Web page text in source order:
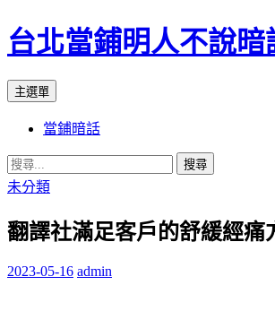
台北當鋪明人不說
搜
主選單
內
容
當鋪暗話
搜
尋
鍵
未分類
翻譯社滿足客戶的舒緩經
2023-05-16 admin